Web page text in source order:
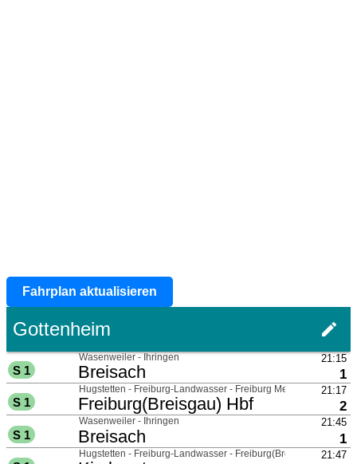
Fahrplan aktualisieren